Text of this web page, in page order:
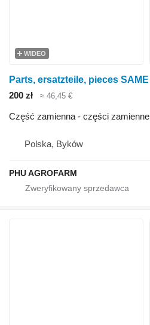
WIDEO
200 zł ≈ 46,45 €
Część zamienna - części zamienne
Polska, Byków
PHU AGROFARM